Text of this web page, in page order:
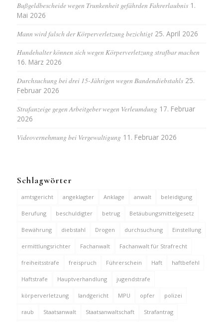
Bußgeldbescheide wegen Trunkenheit gefährden Fahrerlaubnis 1.
Mai 2026
Mann wird falsch der Körperverletzung bezichtigt 25. April 2026
Hundehalter können sich wegen Körperverletzung strafbar machen
16. März 2026
Durchsuchung bei drei 15-Jährigen wegen Bandendiebstahls 25.
Februar 2026
Strafanzeige gegen Arbeitgeber wegen Verleumdung 17. Februar
2026
Videovernehmung bei Vergewaltigung 11. Februar 2026
Schlagwörter
amtsgericht angeklagter Anklage anwalt beleidigung
Berufung beschuldigter betrug Betäubungsmittelgesetz
Bewährung diebstahl Drogen durchsuchung Einstellung
ermittlungsrichter Fachanwalt Fachanwalt für Strafrecht
freiheitsstrafe freispruch Führerschein Haft haftbefehl
Haftstrafe Hauptverhandlung jugendstrafe
körperverletzung landgericht MPU opfer polizei
raub Staatsanwalt Staatsanwaltschaft Strafantrag